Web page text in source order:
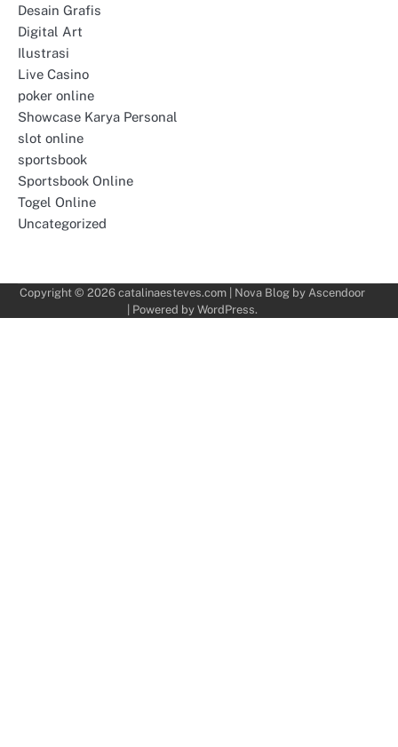
Desain Grafis
Digital Art
Ilustrasi
Live Casino
poker online
Showcase Karya Personal
slot online
sportsbook
Sportsbook Online
Togel Online
Uncategorized
Copyright © 2026 catalinaesteves.com| Nova Blog by Ascendoor
| Powered by WordPress.